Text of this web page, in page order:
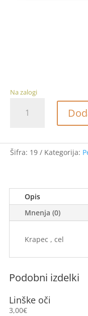
Na zalogi
količina
Šifra: 19 Kategorija:
Opis
Mnenja (0)
Krapec , cel
Podobni izdelki
Linške oči
3,00€